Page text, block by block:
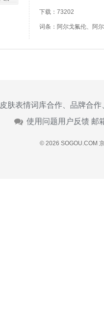
下载：73202
词条：阿尔戈氟伦、阿
皮肤表情词库合作、品牌合
使用问题用户反馈 邮
© 2026 SOGOU.COM